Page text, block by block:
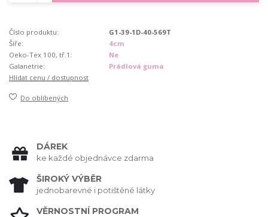
Číslo produktu:
G1-39-1D-40-569T
Šíře:
4cm
Oeko-Tex 100, tř.1:
Ne
Galanetrie:
Prádlová guma
Hlídat cenu / dostupnost
Do oblíbených
DÁREK
ke každé objednávce zdarma
ŠIROKÝ VÝBĚR
jednobarevné i potištěné látky
VĚRNOSTNÍ PROGRAM